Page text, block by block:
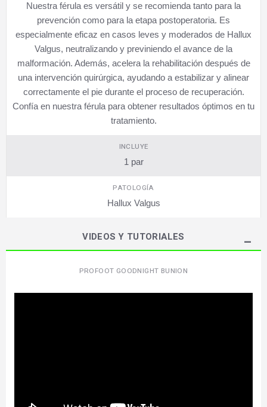
Nuestra férula es versátil y se recomienda tanto para la
prevención como para la etapa postoperatoria. Es
especialmente eficaz en casos leves y moderados de Hallux
Valgus, neutralizando y previniendo el avance de la
malformación. Además, acelera la rehabilitación después de
una intervención quirúrgica, ayudando a estabilizar y alinear
correctamente el pie durante el proceso de recuperación.
Confía en nuestra férula para obtener resultados óptimos en tu
tratamiento.
INCLUYE
1 par
PATOLOGÍA
Hallux Valgus
VIDEOS Y TUTORIALES
PROFOOT GOODNIGHT BUNION